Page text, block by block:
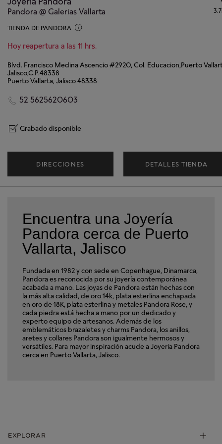
Pandora @ Galerias Vallarta
TIENDA DE PANDORA
Hoy reapertura a las 11 hrs.
Blvd. Francisco Medina Ascencio #2920, Col. Educacion,Puerto
Jalisco,C.P.48338
Puerto Vallarta, Jalisco 48338
52 5625620603
Grabado disponible
DIRECCIONES DETALLES TIENDA
Encuentra una Joyería
Pandora cerca de Puerto
Vallarta, Jalisco
Fundada en 1982 y con sede en Copenhague, Dinamarca,
Pandora es reconocida por su joyería contemporánea
acabada a mano. Las joyas de Pandora están hechas con
la más alta calidad, de oro 14k, plata esterlina enchapada
en oro de 18K, plata esterlina y metales Pandora Rose, y
cada piedra está hecha a mano por un dedicado y
experto equipo de artesanos. Además de los
emblemáticos brazaletes y charms Pandora, los anillos,
aretes y collares Pandora son igualmente hermosos y
versátiles. Para mayor inspiración acude a Joyería Pandora
cerca en Puerto Vallarta, Jalisco.
EXPLORAR